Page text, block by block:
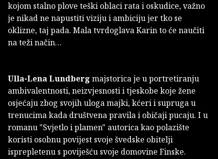
kojom stalno plove teški oblaci rata i oskudice, važno
je nikad ne napustiti viziju i ambiciju jer tko se
oklizne, taj pada. Mala tvrdoglava Karin to će naučiti
na teži način…
Ulla-Lena Lundberg majstorica je u portretiranju
ambivalentnosti, neizvjesnosti i tjeskobe koje žene
osjećaju zbog svojih uloga majki, kćeri i supruga u
trenucima kada društvena pravila i običaji pucaju. I u
romanu "Svjetlo i plamen" autorica kao polazište
koristi osobnu povijest svoje švedske obitelji
isprepletenu s poviješću svoje domovine Finske.